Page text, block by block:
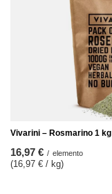
Vivarini – Rosmarino 1 kg
16,97 € / elemento
(16,97 € / kg)